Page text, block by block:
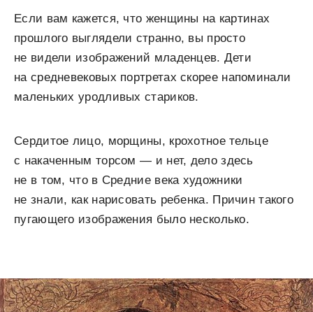
Если вам кажется, что женщины на картинах
прошлого выглядели странно, вы просто
не видели изображений младенцев. Дети
на средневековых портретах скорее напоминали
маленьких уродливых стариков.
Сердитое лицо, морщины, крохотное тельце
с накаченным торсом — и нет, дело здесь
не в том, что в Средние века художники
не знали, как нарисовать ребенка. Причин такого
пугающего изображения было несколько.